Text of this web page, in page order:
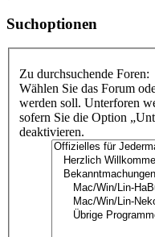
Suchoptionen
Zu durchsuchende Foren:
Wählen Sie das Forum
werden soll. Unterforen
sofern Sie die Option
deaktivieren.